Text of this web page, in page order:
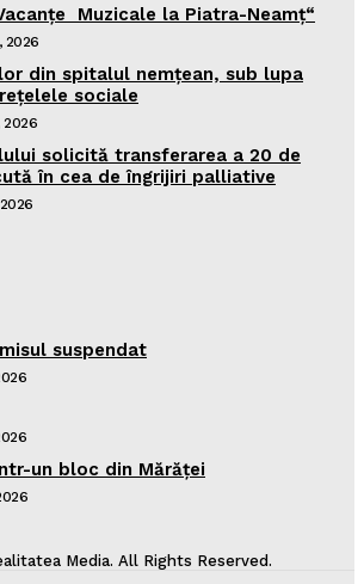
Muzicale la Piatra-Neamţ“
2026
din spitalul nemţean, sub lupa
sociale
2026
solicită transferarea a 20 de
în cea de îngrijiri palliative
suspendat
un bloc din Mărăţei
Media. All Rights Reserved.